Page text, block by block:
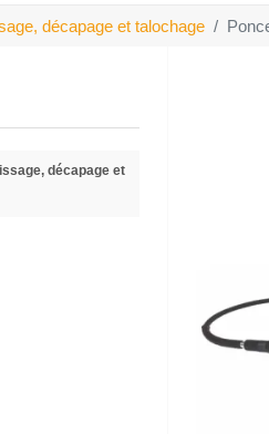
décapage et talochage
décapage et